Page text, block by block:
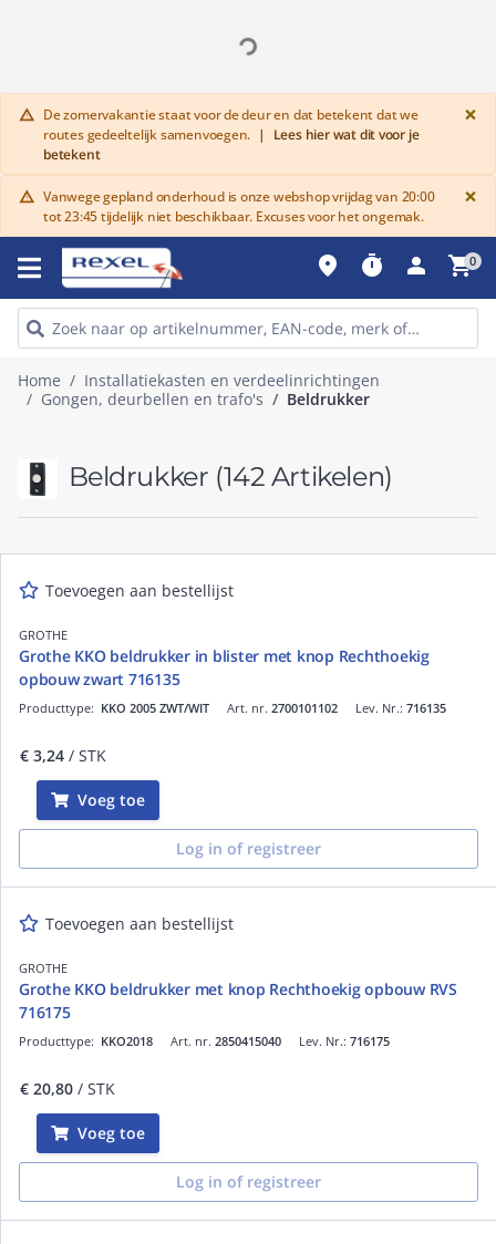
warning De zomervakantie staat voor de deur en dat betekent dat we
routes gedeeltelijk samenvoegen. |
Lees hier wat dit voor je
betekent
×
warning Vanwege gepland onderhoud is onze webshop vrijdag van 20:00
tot 23:45 tijdelijk niet beschikbaar. Excuses voor het ongemak.
×
place timer person shopping_cart0
Home
Installatiekasten en verdeelinrichtingen
Gongen, deurbellen en trafo's
Beldrukker
Beldrukker (142 Artikelen)
Toevoegen aan bestellijst
GROTHE
Grothe KKO beldrukker in blister met knop Rechthoekig
opbouw zwart 716135
Art. nr. 2700101102
Producttype: KKO 2005 ZWT/WIT Lev. Nr.: 716135
€ 3,24 / STK
Voeg toe
Log in of registreer
Toevoegen aan bestellijst
GROTHE
Grothe KKO beldrukker met knop Rechthoekig opbouw RVS
716175
Art. nr. 2850415040
Producttype: KKO2018 Lev. Nr.: 716175
€ 20,80 / STK
Voeg toe
Log in of registreer